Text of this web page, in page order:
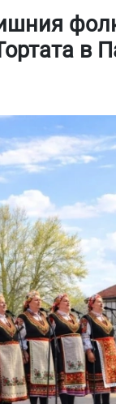
в